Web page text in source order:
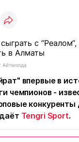
Айтмолда
впервые в
чемпионов -
конкуренты
Tengri Sport.